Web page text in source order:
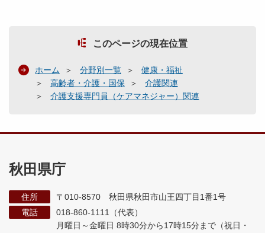
このページの現在位置
ホーム 分野別一覧
健康・福祉
高齢者・介護・国保
介護関連
介護支援専門員（ケアマネジャー）関連
秋田県庁
住所
〒010-8570 秋田県秋田市山王四丁目1番1号
電話
018-860-1111（代表）
月曜日～金曜日 8時30分から17時15分まで （祝日・